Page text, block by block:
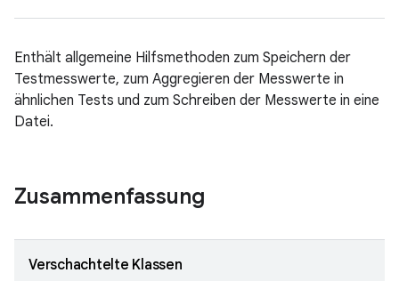
Enthält allgemeine Hilfsmethoden zum Speichern der
Testmesswerte, zum Aggregieren der Messwerte in
ähnlichen Tests und zum Schreiben der Messwerte in eine
Datei.
Zusammenfassung
Verschachtelte Klassen